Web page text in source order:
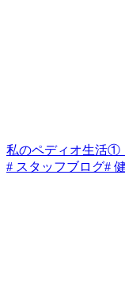
私のペディオ生活①
# スタッフブログ#